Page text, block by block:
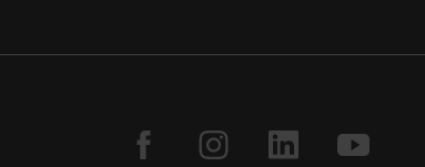
facebook instagramlinkedin youtube